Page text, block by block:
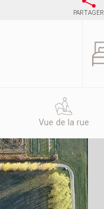
PARTAGER
Vue de la rue